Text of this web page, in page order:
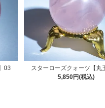
03
スターローズクォーツ【丸
5,850円(税込)